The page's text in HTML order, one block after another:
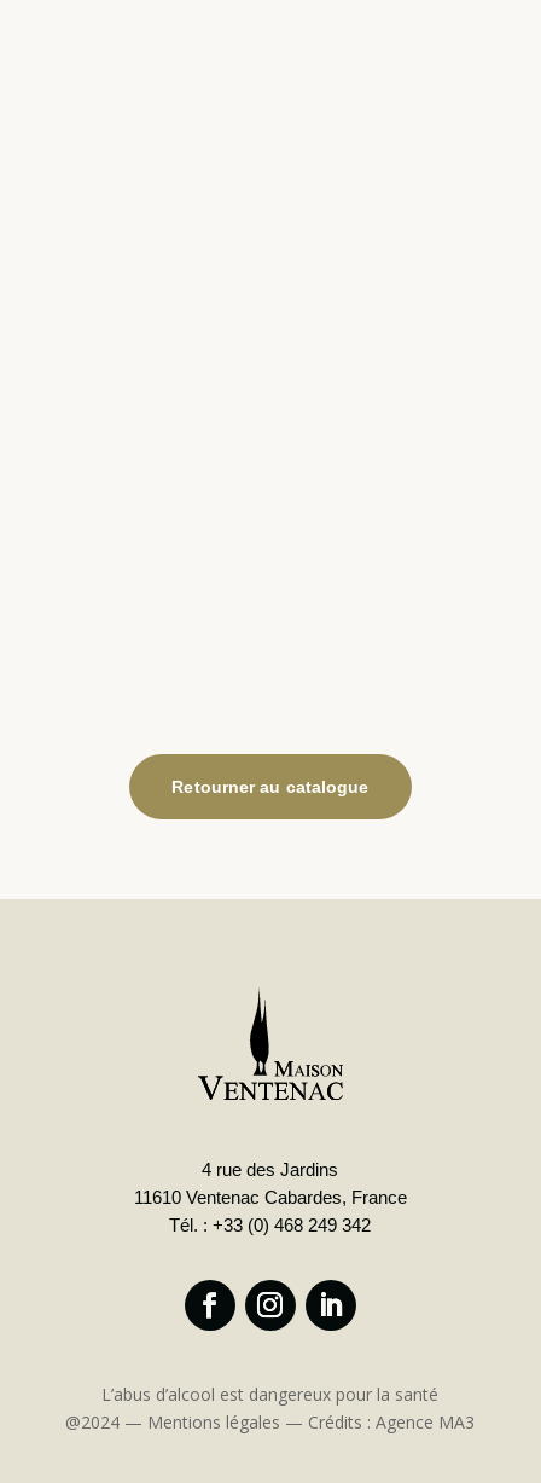
Retourner au catalogue
4 rue des Jardins
11610 Ventenac Cabardes, France
Tél. : +33 (0) 468 249 342
L’abus d’alcool est dangereux pour la santé
@2024 — Mentions légales — Crédits : Agence MA3